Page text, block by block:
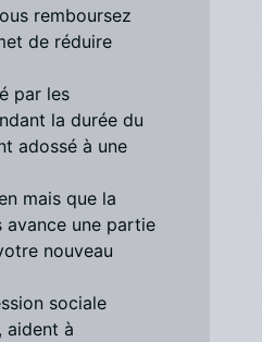
remboursez
de réduire
par les
la durée du
adossé à une
mais que la
avance une partie
nouveau
sociale
aident à